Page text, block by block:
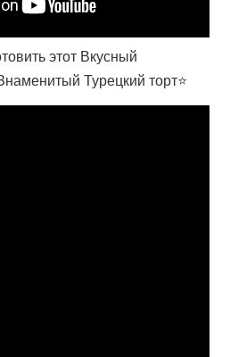
этот Вкусный
Турецкий торт⭐